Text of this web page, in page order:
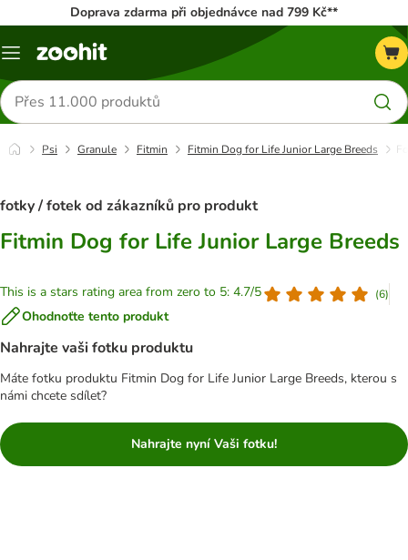
Doprava zdarma při objednávce nad 799 Kč**
Menu
Hledat
produkty
Psi Granule Fitmin Fitmin Dog for Life Junior Large Breeds
fotky / fotek od zákazníků pro produkt
Fitmin Dog for Life Junior Large Breeds
This is a stars rating area from zero to 5: 4.7/5 (6)
Ohodnoťte tento produkt
Nahrajte vaši fotku produktu
Máte fotku produktu Fitmin Dog for Life Junior Large Breeds, kterou s
námi chcete sdílet?
Nahrajte nyní Vaši fotku!